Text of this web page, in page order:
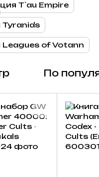
T`au Empire
of Votann
По